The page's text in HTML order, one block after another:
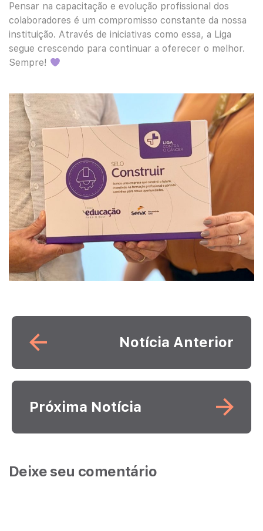
Pensar na capacitação e evolução profissional dos
colaboradores é um compromisso constante da nossa
instituição. Através de iniciativas como essa, a Liga
segue crescendo para continuar a oferecer o melhor.
Sempre!
Leia mais
Notícia Anterior
Leia mais
Próxima Notícia
Deixe seu comentário